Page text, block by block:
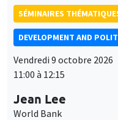
SÉMINAIRES
DEVELOPMENT AND
Vendredi 9 octobre 2026
11:00 à 12:15
Jean Lee
World Bank